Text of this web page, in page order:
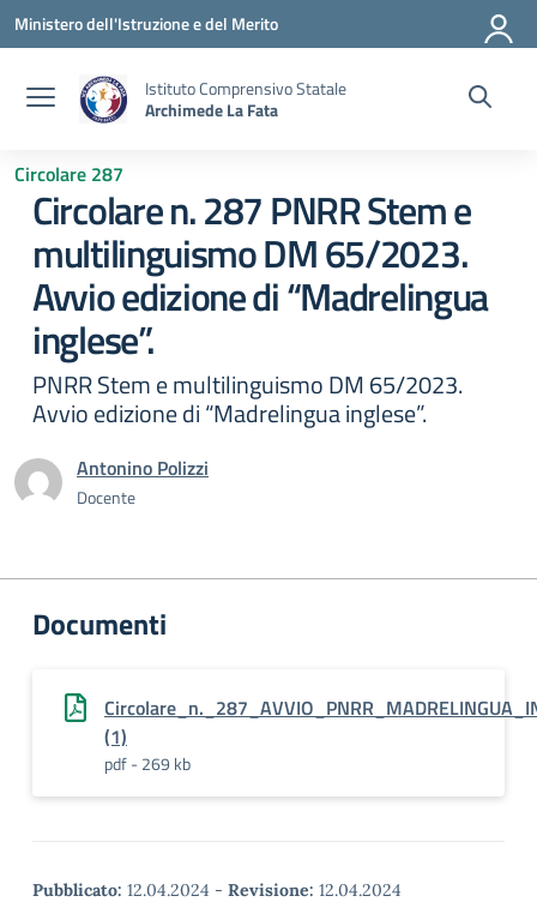
Vai ai contenuti
Vai al menu di navigazione
Vai al footer
Ministero dell'Istruzione e del Merito
Istituto Comprensivo Statale
Archimede La Fata
Circolare 287
Circolare n. 287 PNRR Stem e
multilinguismo DM 65/2023.
Avvio edizione di “Madrelingua
inglese”.
PNRR Stem e multilinguismo DM 65/2023.
Avvio edizione di “Madrelingua inglese”.
Antonino Polizzi
Docente
Documenti
(1)
pdf - 269 kb
Pubblicato: 12.04.2024 - Revisione: 12.04.2024